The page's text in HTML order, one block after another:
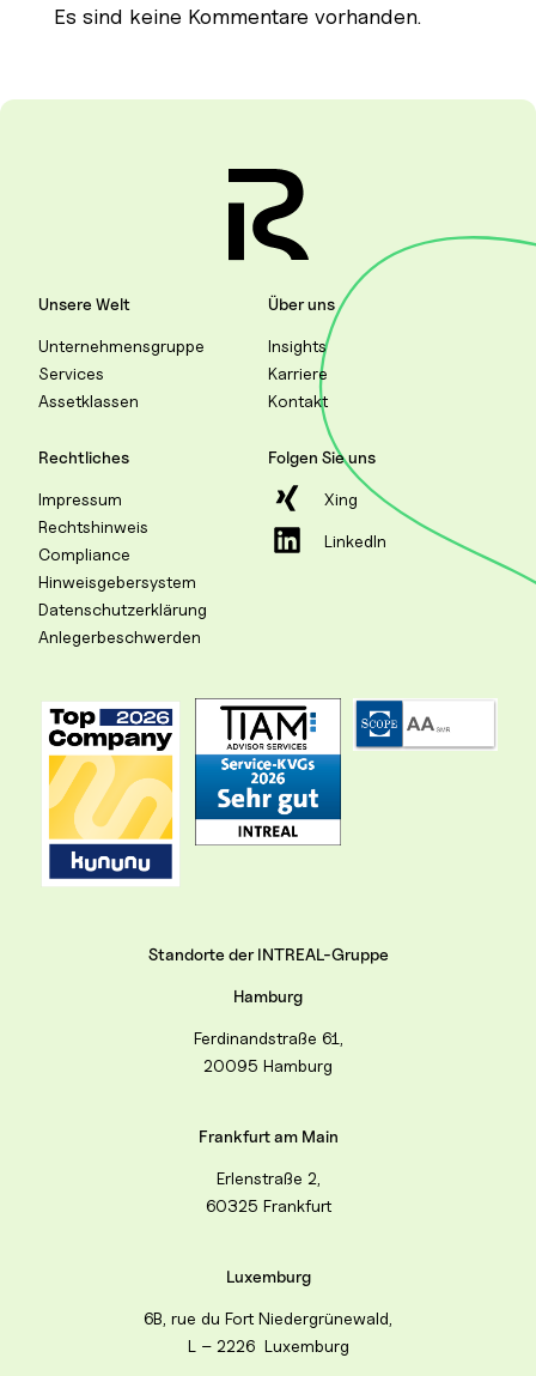
Es sind keine Kommentare vorhanden.
Unsere Welt
Unternehmensgruppe
Services
Assetklassen
Über uns
Insights
Karriere
Kontakt
Rechtliches
Impressum
Rechtshinweis
Compliance
Hinweisgebersystem
Datenschutzerklärung
Anlegerbeschwerden
Folgen Sie uns
Xing
LinkedIn
Standorte der INTREAL-Gruppe
Hamburg
Ferdinandstraße 61,
20095 Hamburg
Frankfurt am Main
Erlenstraße 2,
60325 Frankfurt
Luxemburg
6B, rue du Fort Niedergrünewald,
L – 2226 Luxemburg